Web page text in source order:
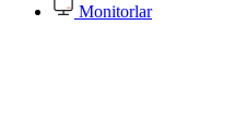
Monitorlar